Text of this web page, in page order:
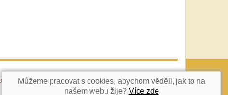
NAHORU
box.cz
Můžeme pracovat s cookies, abychom věděli, jak to na
našem webu žije? Více zde